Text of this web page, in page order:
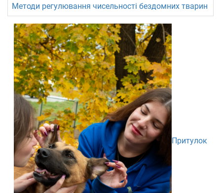
Методи регулювання чисельності бездомних тварин
Притулок